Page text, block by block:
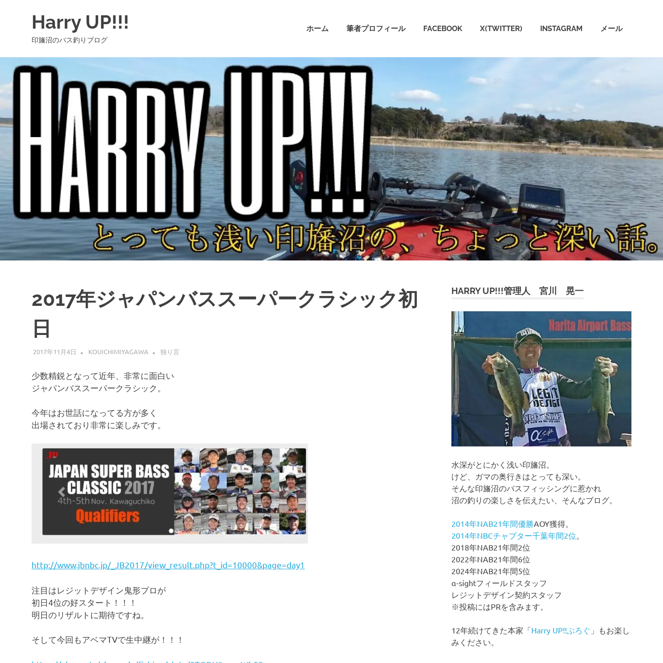
キ
プ
Harry UP!!!
印旛沼のバス釣りブログ
ホーム 筆者プロフィール FACEBOOK X(TWITTER) INSTAGRAM メール
2017年ジャパンバススーパークラシック初
日
2017年11月4日 KOUICHIMIYAGAWA 独り言
少数精鋭となって近年、非常に面白い
ジャパンバススーパークラシック。
今年はお世話になってる方が多く
出場されており非常に楽しみです。
http://www.jbnbc.jp/_JB2017/view_result.php?t_id=10000&page=day1
注目はレジットデザイン鬼形プロが
初日4位の好スタート！！！
明日のリザルトに期待ですね。
そして今回もアベマTVで生中継が！！！
HARRY UP!!!管理人 宮川 晃一
水深がとにかく浅い印旛沼。
けど、ガマの奥行きはとっても深い。
そんな印旛沼のバスフィッシングに惹かれ
沼の釣りの楽しさを伝えたい、そんなブログ。
2014年NAB21年間優勝AOY獲得。
2014年NBCチャプター千葉年間2位
2018年NAB21年間2位
2022年NAB21年間6位
2024年NAB21年間5位
α-sightフィールドスタッフ
レジットデザイン契約スタッフ
※投稿にはPRを含みます。
12年続けてきた本家「Harry UP!!ぶろぐ 」もお楽し
みください。